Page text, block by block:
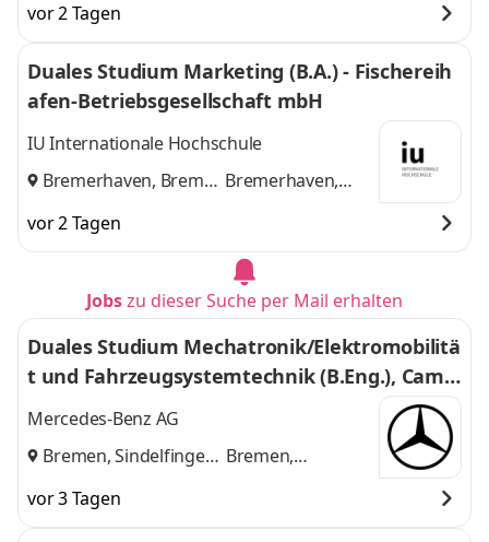
vor 2 Tagen
Duales Studium Marketing (B.A.) - Fischereih
afen-Betriebsgesellschaft mbH
IU Internationale Hochschule
Bremerhaven, Bremen Bremerhaven,
vor 2 Tagen
Jobszu dieser Suche per Mail erhalten
Duales Studium Mechatronik/Elektromobilitä
t und Fahrzeugsystemtechnik (B.Eng.), Camp
usmodell Bremen/Sindelfingen 2026 (w/m/d)
Mercedes-Benz AG
Bremen, Sindelfingen Bremen,
vor 3 Tagen